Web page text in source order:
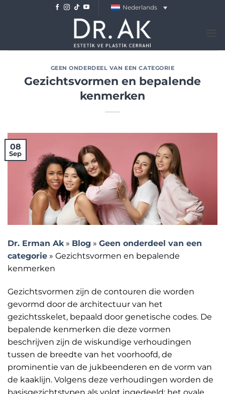
Nederlands
GEEN ONDERDEEL VAN EEN CATEGORIE
Gezichtsvormen en bepalende
kenmerken
08
Sep
Dr. Erman Ak» Blog » Geen onderdeel van een
categorie » Gezichtsvormen en bepalende
kenmerken
Gezichtsvormen zijn de contouren die worden
gevormd door de architectuur van het
gezichtsskelet, bepaald door genetische codes. De
bepalende kenmerken die deze vormen
beschrijven zijn de wiskundige verhoudingen
tussen de breedte van het voorhoofd, de
prominentie van de jukbeenderen en de vorm van
de kaaklijn. Volgens deze verhoudingen worden de